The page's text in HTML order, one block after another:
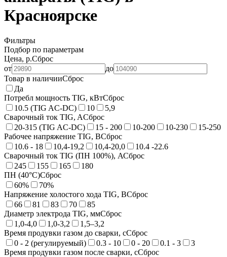
Красноярске
Фильтры
Подбор по параметрам
Цена, р.Сброс
от
до
Товар в наличииСброс
Да
Потребл мощность TIG, кВтСброс
10.5 (TIG AC-DC)
10
5,9
Сварочный ток TIG, AСброс
20-315 (TIG AC-DC)
15 - 200 10-200 10-230
15-250
Рабочее напряжение TIG, BСброс
10.6 - 18
10,4-19,2 10,4-20,0
10.4 -22.6
Сварочный ток TIG (ПН 100%), АСброс
245
155 165
180
ПН (40°C)Сброс
60%
70%
Напряжение холостого хода TIG, BСброс
66
81 83 70
85
Диаметр электрода TIG, ммСброс
1,0-4,0
1,0-3,2
1,5–3,2
Время продувки газом до сварки, сСброс
0 - 2 (регулируемый)
0.3 - 10 0 - 20 0.1 - 3
3
Время продувки газом после сварки, сСброс